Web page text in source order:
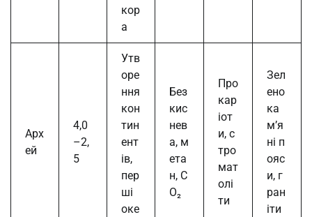
кор
а
Арх
ей
4,0
–2,
5
Утв
оре
ння
кон
тин
ент
ів,
пер
ші
оке
Без
кис
нев
а, м
ета
н, C
O₂
Про
кар
іот
и, с
тро
мат
олі
ти
Зел
ено
ка
м’я
ні п
ояс
и, г
ран
іти